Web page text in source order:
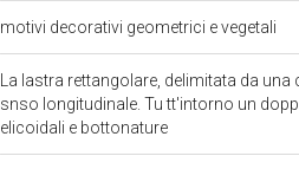
motivi decorativi geometrici e vegetali
La lastra rettangolare, delimitata da
snso longitudinale. Tu tt'intorno un
elicoidali e bottonature